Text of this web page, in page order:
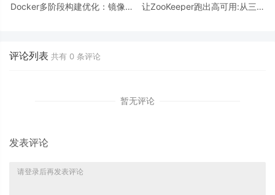
Docker多阶段构建优化：镜像体
让ZooKeeper跑出高可用:从三节
评论列表 共有 0 条评论
暂无评论
发表评论